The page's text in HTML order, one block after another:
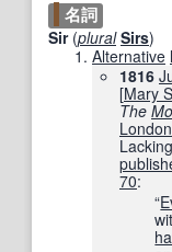
名詞
Sir(plural Sirs)
Alternative
1816
[Mary
The
London
70:
“